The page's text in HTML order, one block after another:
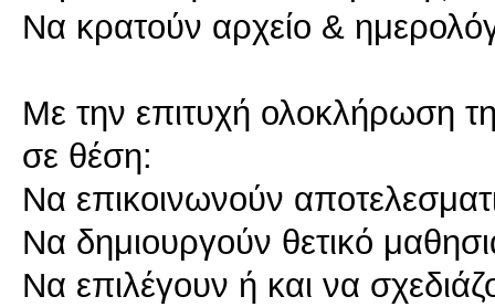
Να κρατούν αρχείο &
Με την επιτυχή ολοκλήρωση
σε θέση:
Να επικοινωνούν
Να δημιουργούν θετικό
Να επιλέγουν ή και να